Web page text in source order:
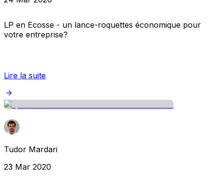
LP en Ecosse - un lance-roquettes économique pour
votre entreprise?
Lire la suite
Tudor Mardari
23 Mar 2020